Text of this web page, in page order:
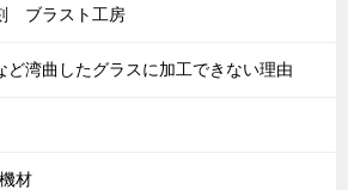
ブラスト工房
ど湾曲したグラスに加工できない理由
材